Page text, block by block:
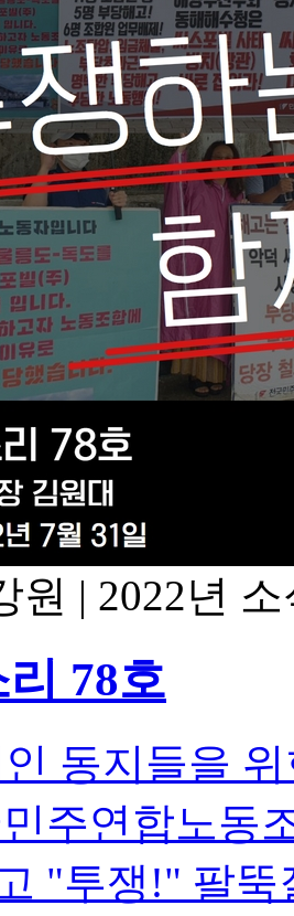
원 | 2022년
78호
동지들을
주연합노동
"투쟁!" 팔